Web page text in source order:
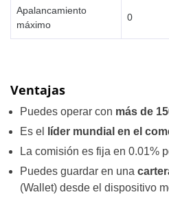
Apalancamiento
máximo
0
Ventajas
Puedes operar con más de
Es el
líder mundial en el
La comisión es fija en 0.01%
Puedes guardar en una
(Wallet) desde el dispositivo